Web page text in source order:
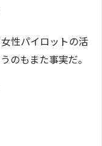
性パイロットの活
のもまた事実だ。